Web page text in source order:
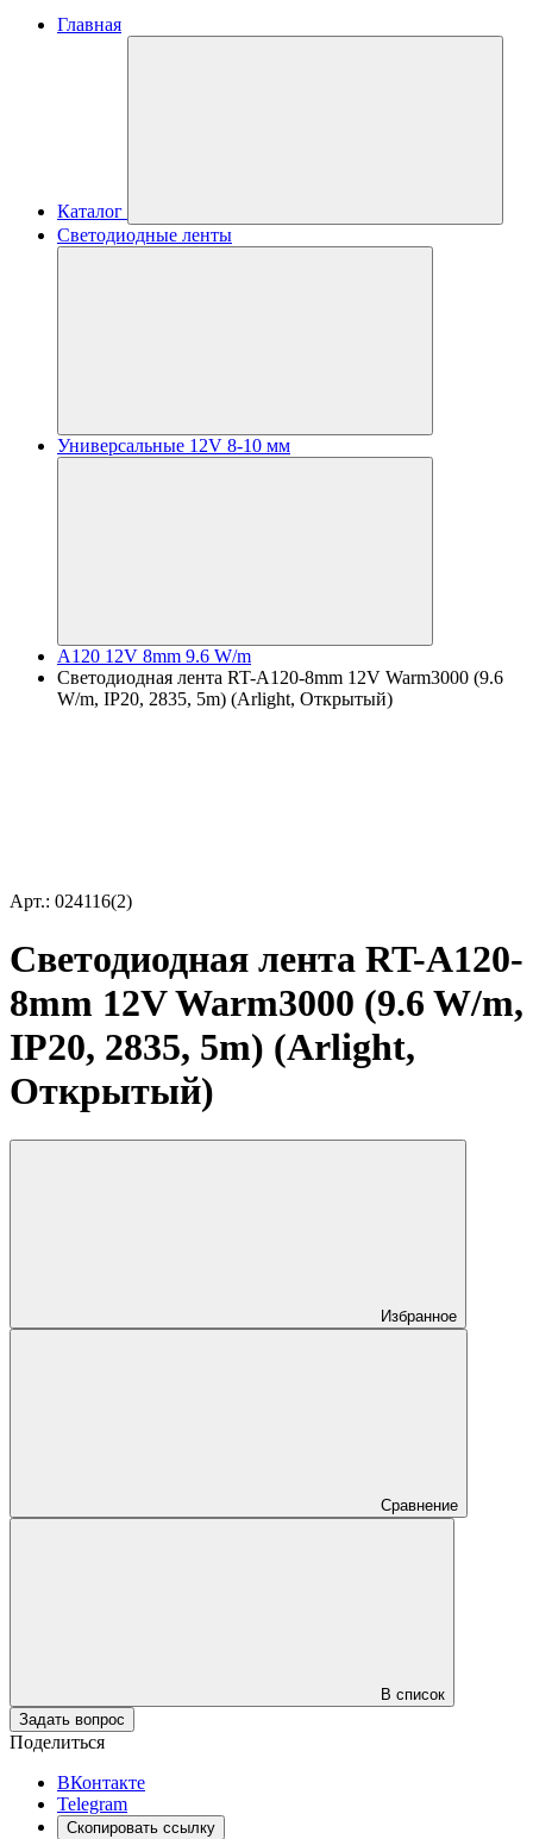
Главная
Каталог
Светодиодные ленты
Универсальные 12V 8-10 мм
A120 12V 8mm 9.6 W/m
Светодиодная лента RT-A120-8mm 12V Warm3000 (9.6
W/m, IP20, 2835, 5m) (Arlight, Открытый)
Арт.: 024116(2)
Светодиодная лента RT-A120-
8mm 12V Warm3000 (9.6 W/m,
IP20, 2835, 5m) (Arlight,
Открытый)
Избранное
Сравнение
В список
Задать вопрос
Поделиться
ВКонтакте
Telegram
Скопировать ссылку